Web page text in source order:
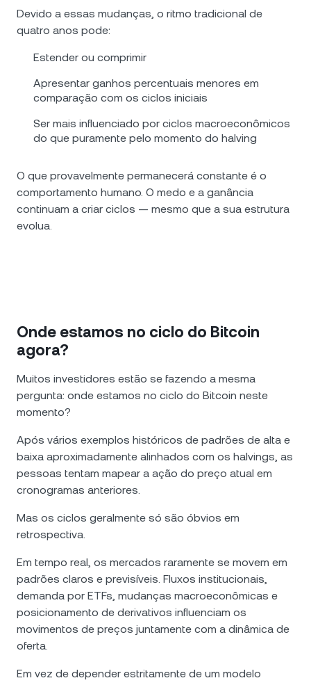
Devido a essas mudanças, o ritmo tradicional de
quatro anos pode:
Estender ou comprimir
Apresentar ganhos percentuais menores em
comparação com os ciclos iniciais
Ser mais influenciado por ciclos macroeconômicos
do que puramente pelo momento do halving
O que provavelmente permanecerá constante é o
comportamento humano. O medo e a ganância
continuam a criar ciclos — mesmo que a sua estrutura
evolua.
Onde estamos no ciclo do Bitcoin
agora?
Muitos investidores estão se fazendo a mesma
pergunta: onde estamos no ciclo do Bitcoin neste
momento?
Após vários exemplos históricos de padrões de alta e
baixa aproximadamente alinhados com os halvings, as
pessoas tentam mapear a ação do preço atual em
cronogramas anteriores.
Mas os ciclos geralmente só são óbvios em
retrospectiva.
Em tempo real, os mercados raramente se movem em
padrões claros e previsíveis. Fluxos institucionais,
demanda por ETFs, mudanças macroeconômicas e
posicionamento de derivativos influenciam os
movimentos de preços juntamente com a dinâmica de
oferta.
Em vez de depender estritamente de um modelo